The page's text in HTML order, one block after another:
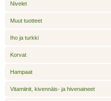
Nivelet
Muut tuotteet
Iho ja turkki
Korvat
Hampaat
Vitamiinit, kivennäis- ja hivenaineet